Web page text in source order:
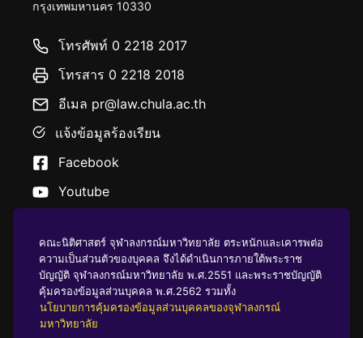
กรุงเทพมหานคร 10330
โทรศัพท์ 0 2218 2017
โทรสาร 0 2218 2018
อีเมล pr@law.chula.ac.th
แจ้งข้อมูลร้องเรียน
Facebook
Youtube
นโยบายคุ้มครองข้อมูลส่วนบุคคล
คณะนิติศาสตร์ จุฬาลงกรณ์มหาวิทยาลัย ตระหนักและเคารพต่อ
ความเป็นส่วนตัวของบุคคล จึงได้ดำเนินการภายใต้พระราช
บัญญัติ จุฬาลงกรณ์มหาวิทยาลัย พ.ศ.2551 และพระราชบัญญัติ
คุ้มครองข้อมูลส่วนบุคคล พ.ศ.2562 รวมทั้ง
นโยบายการคุ้มครองข้อมูลส่วนบุคคลของจุฬาลงกรณ์
มหาวิทยาลัย